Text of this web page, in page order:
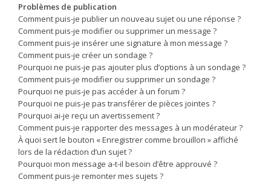
Problèmes de publication
Comment puis-je publier un nouveau sujet ou une réponse ?
Comment puis-je modifier ou supprimer un message ?
Comment puis-je insérer une signature à mon message ?
Comment puis-je créer un sondage ?
Pourquoi ne puis-je pas ajouter plus d’options à un sondage ?
Comment puis-je modifier ou supprimer un sondage ?
Pourquoi ne puis-je pas accéder à un forum ?
Pourquoi ne puis-je pas transférer de pièces jointes ?
Pourquoi ai-je reçu un avertissement ?
Comment puis-je rapporter des messages à un modérateur ?
À quoi sert le bouton « Enregistrer comme brouillon » affiché
lors de la rédaction d’un sujet ?
Pourquoi mon message a-t-il besoin d’être approuvé ?
Comment puis-je remonter mes sujets ?